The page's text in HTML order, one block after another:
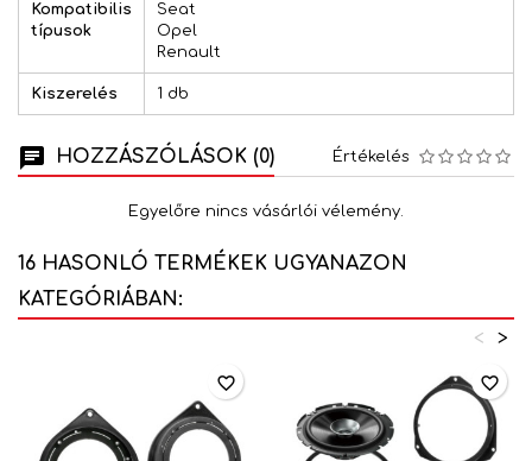
Kompatibilis
típusok
Seat
Opel
Renault
Kiszerelés 1 db
HOZZÁSZÓLÁSOK (0) Értékelés
Egyelőre nincs vásárlói vélemény.
16 HASONLÓ TERMÉKEK UGYANAZON
KATEGÓRIÁBAN:
>
<
favorite_border favorite_border